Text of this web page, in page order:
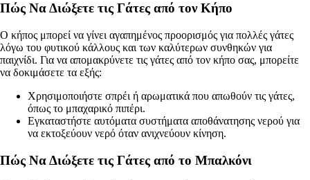
Πώς Να Διώξετε τις Γάτες από τον Κήπο
Ο κήπος μπορεί να γίνει αγαπημένος προορισμός για πολλές γάτες
λόγω του φυτικού κάλλους και των καλύτερων συνθηκών για
παιχνίδι. Για να απομακρύνετε τις γάτες από τον κήπο σας, μπορείτε
να δοκιμάσετε τα εξής:
Χρησιμοποιήστε σπρέι ή αρωματικά που απωθούν τις γάτες,
όπως το μπαχαρικό πιπέρι.
Εγκαταστήστε αυτόματα συστήματα αποθάνατησης νερού για
να εκτοξεύουν νερό όταν ανιχνεύουν κίνηση.
Πώς Να Διώξετε τις Γάτες από το Μπαλκόνι